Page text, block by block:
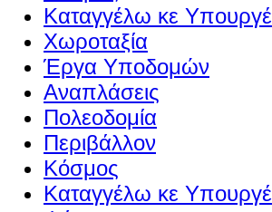
Καταγγέλω κε Υπουργέ
Χωροταξία
Έργα Υποδομών
Αναπλάσεις
Πολεοδομία
Περιβάλλον
Κόσμος
Καταγγέλω κε Υπουργέ